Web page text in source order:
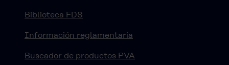
Biblioteca FDS
Información reglamentaria
Buscador de productos PVA